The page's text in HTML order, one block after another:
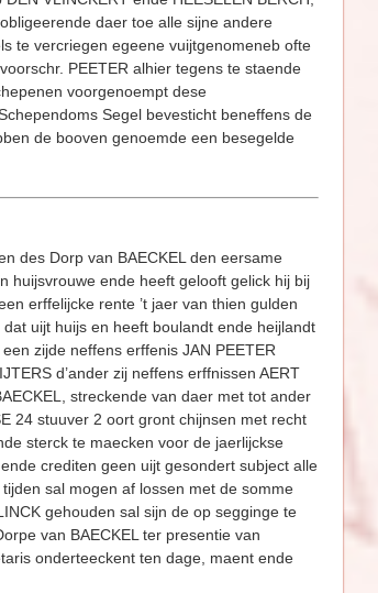
daer toe alle sijne andere
te vercriegen egeene vuijtgenomeneb ofte
PEETER alhier tegens te staende
voorgenoempt dese
Segel bevesticht beneffens de
de booven genoemde een besegelde
des Dorp van BAECKEL den eersame
huijsvrouwe ende heeft gelooft gelick hij bij
erffelijcke rente ’t jaer van thien gulden
uijt huijs en heeft boulandt ende heijlandt
zijde neffens erffenis JAN PEETER
d’ander zij neffens erffnissen AERT
streckende van daer met tot ander
24 stuuver 2 oort gront chijnsen met recht
sterck te maecken voor de jaerlijckse
crediten geen uijt gesondert subject alle
sal mogen af lossen met de somme
gehouden sal sijn de op segginge te
van BAECKEL ter presentie van
onderteeckent ten dage, maent ende